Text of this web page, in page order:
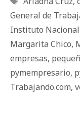
General de
Instituto Nacional
Margarita Chico,
empresas,
pymempresario,
Trabajando.com,